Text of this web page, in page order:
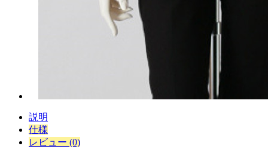
説明
仕様
レビュー (0)